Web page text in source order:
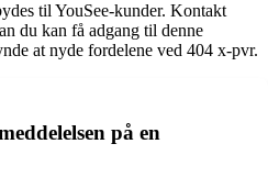
til YouSee-kunder. Kontakt
du kan få adgang til denne
at nyde fordelene ved 404 x-pvr.
på en